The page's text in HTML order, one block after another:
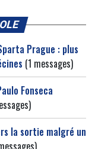
Prague : plus
(1 messages)
Fonseca
la sortie malgré un